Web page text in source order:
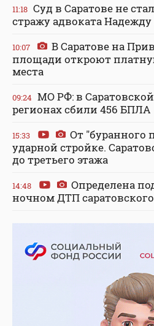
11:18 Суд в Саратове не
стражу адвоката
10:07
В Саратове на
площади откроют
места
09:24 МО РФ: в
регионах сбили 456 БПЛА
15:33
От "буранного
ударной стройке.
до третьего этажа
14:48
Определена
ночном ДТП